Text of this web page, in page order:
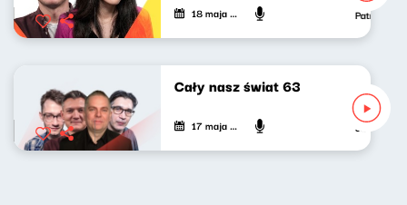
18 maja 2024 Patryk
Cały nasz świat 63
17 maja 2024 Jan